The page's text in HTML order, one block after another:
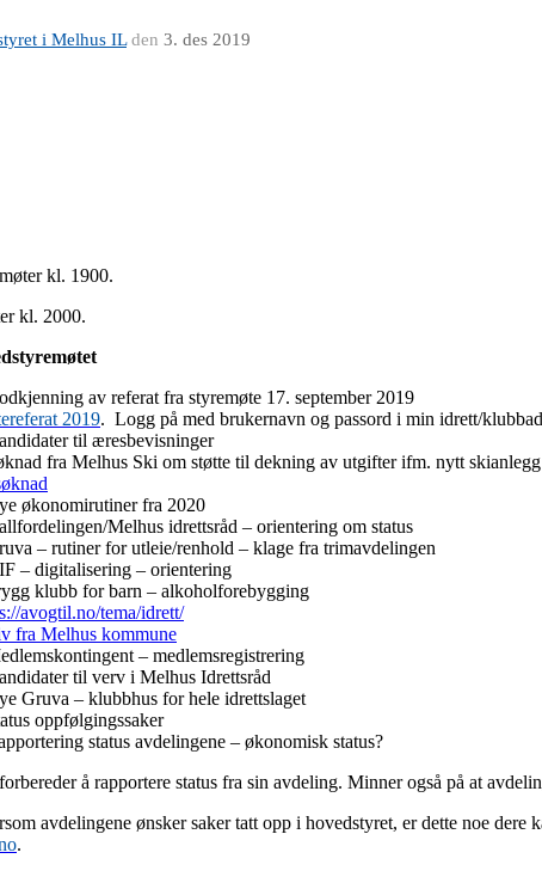
i Melhus ILden 3. des 2019
kl. 1900.
kl. 2000.
av referat fra styremøte 17. september 2019
2019. Logg på med brukernavn og passord i min idrett/
til æresbevisninger
fra Melhus Ski om støtte til dekning av utgifter ifm. nytt skianlegg
økonomirutiner fra 2020
Melhus idrettsråd – orientering om status
– rutiner for utleie/renhold – klage fra trimavdelingen
– digitalisering – orientering
klubb for barn – alkoholforebygging
avogtil.no/tema/idrett/
fra Melhus kommune
– medlemsregistrering
til verv i Melhus Idrettsråd
Gruva – klubbhus for hele idrettslaget
oppfølgingssaker
status avdelingene – økonomisk status?
å rapportere status fra sin avdeling. Minner også på at
avdelingene ønsker saker tatt opp i hovedstyret, er dette noe dere
.